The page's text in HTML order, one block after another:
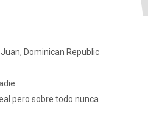
Dominican Republic
pero sobre todo nunca